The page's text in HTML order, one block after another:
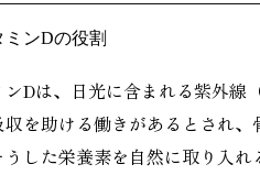
ミンDの役割
ンDは、日光に含まれる紫外
収を助ける働きがあるとされ
うした栄養素を自然に取り入れ